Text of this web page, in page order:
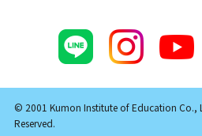
© 2001 Kumon Institute of Education Co.,
Reserved.